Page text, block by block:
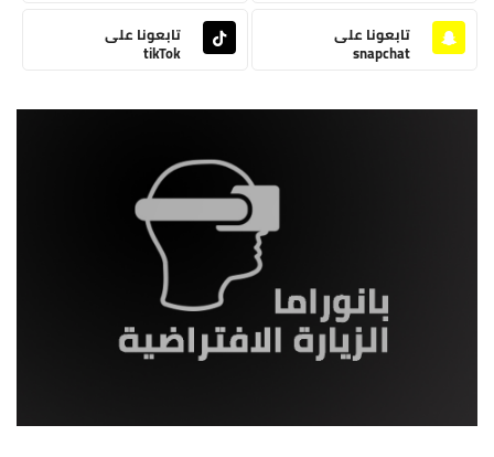
تابعونا على
snapchat
تابعونا على
tikTok